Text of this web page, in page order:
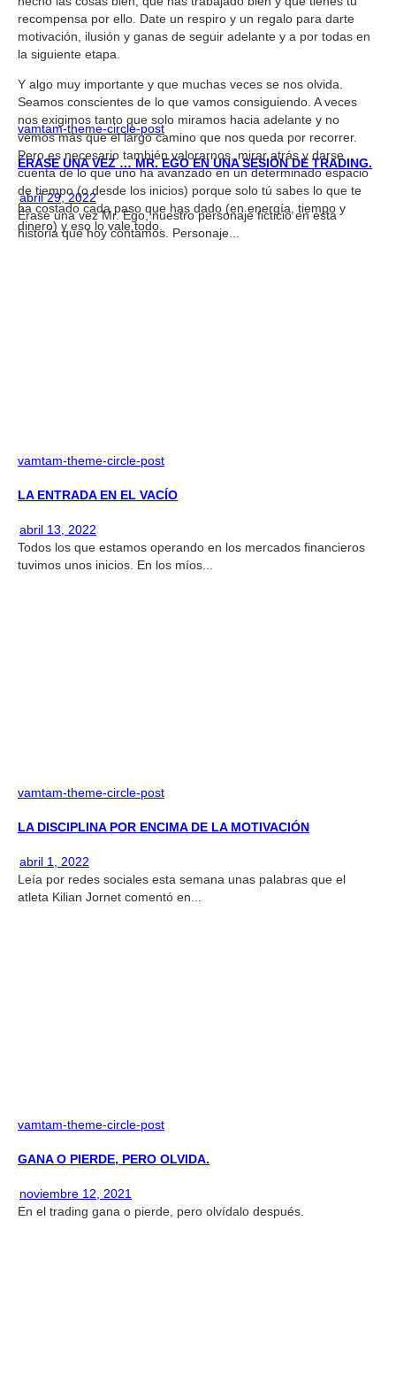
recompensa por ello. Date un respiro y un regalo para darte
motivación, ilusión y ganas de seguir adelante y a por todas en
la siguiente etapa.
Y algo muy importante y que muchas veces se nos olvida.
Seamos conscientes de lo que vamos consiguiendo. A veces
nos exigimos tanto que solo miramos hacia adelante y no
vemos más que el largo camino que nos queda por recorrer.
Pero es necesario también valorarnos, mirar atrás y darse
cuenta de lo que uno ha avanzado en un determinado espacio
de tiempo (o desde los inicios) porque solo tú sabes lo que te
ha costado cada paso que has dado (en energía, tiempo y
dinero) y eso lo vale todo.
vamtam-theme-circle-post
ÉRASE UNA VEZ … MR. EGO EN UNA SESIÓN DE TRADING.
abril 29, 2022
Érase una vez Mr. Ego, nuestro personaje ficticio en esta
historia que hoy contamos. Personaje...
vamtam-theme-circle-post
LA ENTRADA EN EL VACÍO
abril 13, 2022
Todos los que estamos operando en los mercados financieros
tuvimos unos inicios. En los míos...
vamtam-theme-circle-post
LA DISCIPLINA POR ENCIMA DE LA MOTIVACIÓN
abril 1, 2022
Leía por redes sociales esta semana unas palabras que el
atleta Kilian Jornet comentó en...
vamtam-theme-circle-post
GANA O PIERDE, PERO OLVIDA.
noviembre 12, 2021
En el trading gana o pierde, pero olvídalo después.